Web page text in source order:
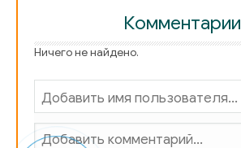
Комментарии
Ничего не найдено.